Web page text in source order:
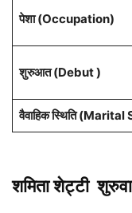
पेशा (Occupation)
शुरुआत (Debut )
वैवाहिक स्थिति
शमिता शेट्टी